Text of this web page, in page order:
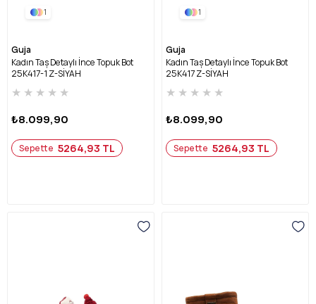
1
Guja
Kadın Taş Detaylı İnce Topuk Bot
25K417-1 Z-SİYAH
★ ★ ★ ★ ★
₺8.099,90
Sepette 5264,93 TL
1
Guja
Kadın Taş Detaylı İnce Topuk Bot
25K417 Z-SİYAH
★ ★ ★ ★ ★
₺8.099,90
Sepette 5264,93 TL